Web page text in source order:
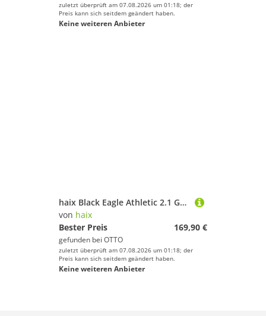
zuletzt überprüft am 07.08.2026 um 01:18; der
Preis kann sich seitdem geändert haben.
Keine weiteren Anbieter
haix Black Eagle Athletic 2.1 GTX Mid Black Wanderschuh
von haix
Bester Preis
169,90 €
gefunden bei OTTO
zuletzt überprüft am 07.08.2026 um 01:18; der
Preis kann sich seitdem geändert haben.
Keine weiteren Anbieter